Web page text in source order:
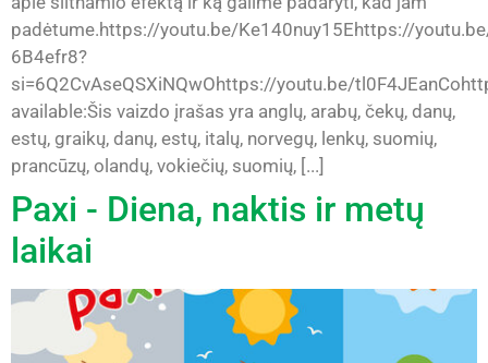
padėtume.https://youtu.be/Ke140nuy15Ehttps://
6B4efr8?
si=6Q2CvAseQSXiNQwOhttps://youtu.be/
available:Šis vaizdo įrašas yra anglų, arabų, čekų, danų,
estų, graikų, danų, estų, italų, norvegų, lenkų, suomių,
prancūzų, olandų, vokiečių, suomių, [...]
Paxi - Diena, naktis ir metų
laikai